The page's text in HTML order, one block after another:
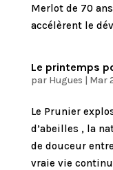
Merlot de 70
accélèrent le
Le printemps
par Hugues | Mar
Le Prunier
d’abeilles , la
de douceur
vraie vie